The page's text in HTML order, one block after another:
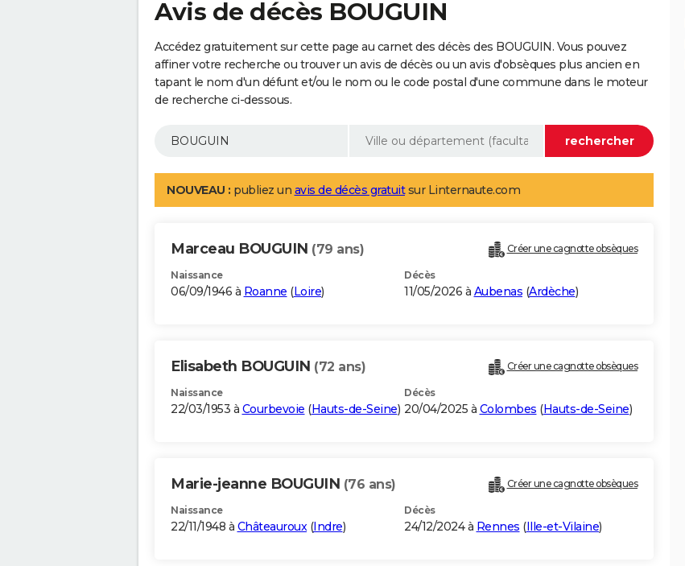
Avis de décès BOUGUIN
Accédez gratuitement sur cette page au carnet des décès des BOUGUIN. Vous pouvez
affiner votre recherche ou trouver un avis de décès ou un avis d'obsèques plus ancien en
tapant le nom d'un défunt et/ou le nom ou le code postal d'une commune dans le moteur
de recherche ci-dessous.
NOUVEAU : publiez un avis de décès gratuitsur Linternaute.com
Marceau BOUGUIN (79 ans) Créer une cagnotte obsèques
Naissance
06/09/1946 à Roanne (Loire)
Décès
11/05/2026 à Aubenas (Ardèche)
Elisabeth BOUGUIN (72 ans) Créer une cagnotte obsèques
Naissance
22/03/1953 à Courbevoie (Hauts-de-Seine)
Décès
20/04/2025 à Colombes (Hauts-de-Seine)
Marie-jeanne BOUGUIN (76 ans) Créer une cagnotte obsèques
Naissance
22/11/1948 à Châteauroux(Indre)
Décès
24/12/2024 à Rennes (Ille-et-Vilaine)